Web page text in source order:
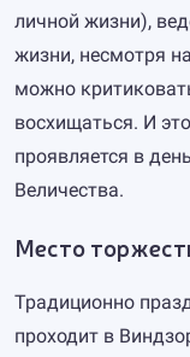
личной жизни),
жизни, несмотря
можно
восхищаться. И
проявляется в
Величества.
Место
Традиционно
проходит в